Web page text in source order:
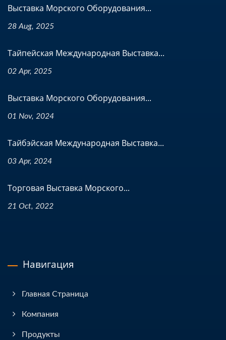
Выставка Морского Оборудования...
28 Aug, 2025
Тайпейская Международная Выставка...
02 Apr, 2025
Выставка Морского Оборудования...
01 Nov, 2024
Тайбэйская Международная Выставка...
03 Apr, 2024
Торговая Выставка Морского...
21 Oct, 2022
Навигация
Главная Страница
Компания
Продукты